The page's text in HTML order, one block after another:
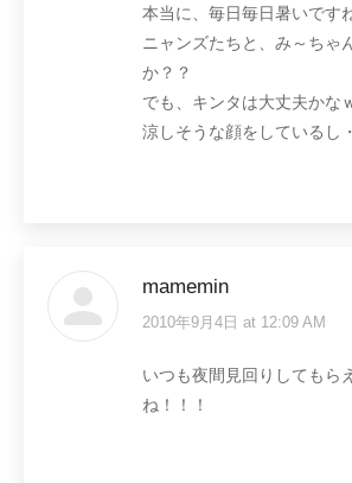
本当に、毎日毎日暑いです
ニャンズたちと、み～ちゃ
か？？
でも、キンタは大丈夫かな
涼しそうな顔をしているし
mamemin
says:
2010年9月4日 at 12:09 AM
いつも夜間見回りしてもら
ね！！！